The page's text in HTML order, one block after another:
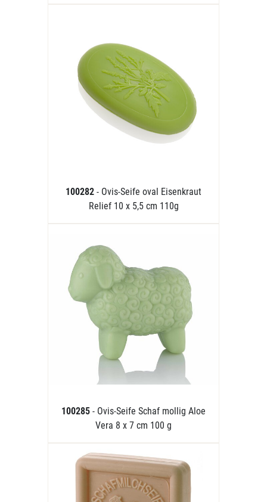
100282 - Ovis-Seife oval Eisenkraut
Relief 10 x 5,5 cm 110g
100285 - Ovis-Seife Schaf mollig Aloe
Vera 8 x 7 cm 100 g